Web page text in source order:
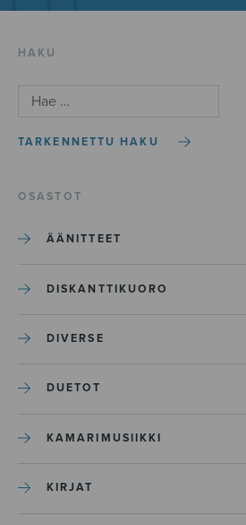
HAKU
TARKENNETTU HAKU
OSASTOT
ÄÄNITTEET
DISKANTTIKUORO
DIVERSE
DUETOT
KAMARIMUSIIKKI
KIRJAT